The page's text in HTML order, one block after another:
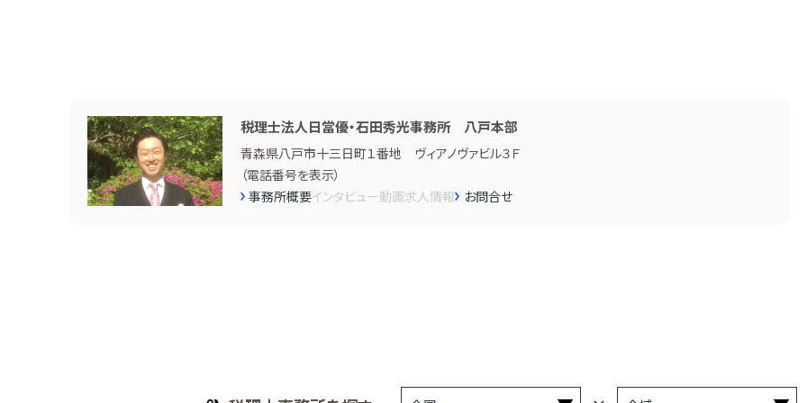
税理士法人日當優・石田秀光事務所 八戸本部
青森県八戸市十三日町１番地 ヴィアノヴァビル３Ｆ
（電話番号を表示）
事務所概要インタビュー動画求人情報 お問合せ